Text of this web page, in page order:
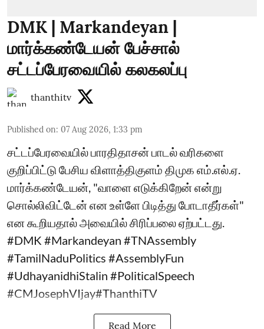
DMK | Markandeyan |
மார்க்கண்டேயன் பேச்சால்
சட்டப்பேரவையில் கலகலப்பு
thanthitv
Published on: 07 Aug 2026, 1:33 pm
சட்டப்பேரவையில் பாரதிதாசன் பாடல் வரிகளை
குறிப்பிட்டு பேசிய விளாத்திகுளம் திமுக எம்.எல்.ஏ.
மார்க்கண்டேயன், "வாளை எடுக்கிறேன் என்று
சொல்லிவிட்டேன் என உள்ளே பிடித்து போடாதீர்கள்"
என கூறியதால் அவையில் சிரிப்பலை ஏற்பட்டது.
#DMK #Markandeyan #TNAssembly
#TamilNaduPolitics #AssemblyFun
#UdhayanidhiStalin #PoliticalSpeech
#CMJosephVIjay#ThanthiTV
Read More